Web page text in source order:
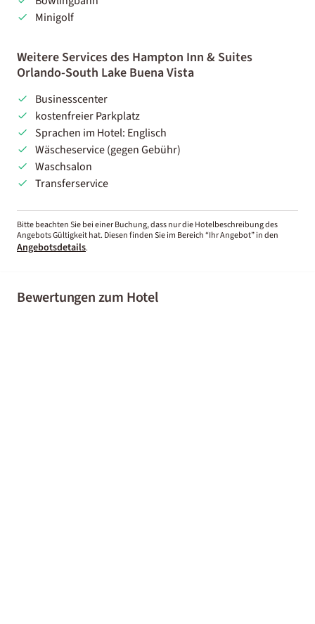
Minigolf
Weitere Services des Hampton Inn & Suites
Orlando-South Lake Buena Vista
Businesscenter
kostenfreier Parkplatz
Sprachen im Hotel: Englisch
Wäscheservice (gegen Gebühr)
Waschsalon
Transferservice
Bitte beachten Sie bei einer Buchung, dass nur die Hotelbeschreibung des
Angebots Gültigkeit hat. Diesen finden Sie im Bereich “Ihr Angebot” in den
Angebotsdetails.
Bewertungen zum Hotel